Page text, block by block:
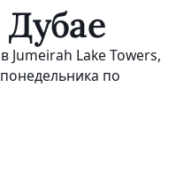
Jumeirah Lake Towers,
по